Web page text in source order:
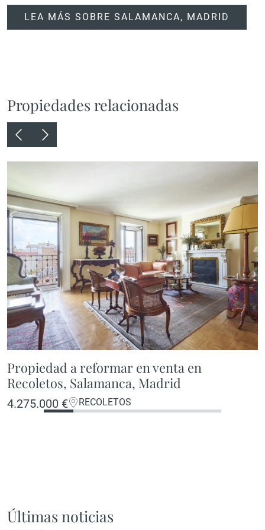
LEA MÁS SOBRE SALAMANCA, MADRID
Propiedades relacionadas
Propiedad a reformar en venta en
Recoletos, Salamanca, Madrid
4.275.000 € RECOLETOS
Últimas noticias